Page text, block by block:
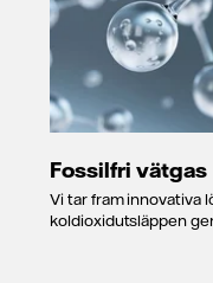
Fossilfri vätgas
Vi tar fram innovativa
koldioxidutsläppen